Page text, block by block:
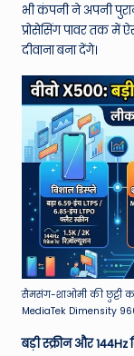
भी कंपनी ने अपनी
प्रोसेसिंग पावर तक में
दीवाना बना देंगे।
सैमसंग-शाओमी की छुट्टी
MediaTek Dimensity
बड़ी स्क्रीन और